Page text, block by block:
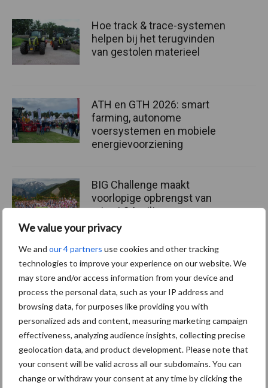
We value your privacy
We and our 4 partners use cookies and other tracking
technologies to improve your experience on our website. We
may store and/or access information from your device and
process the personal data, such as your IP address and
browsing data, for purposes like providing you with
personalized ads and content, measuring marketing campaign
effectiveness, analyzing audience insights, collecting precise
geolocation data, and product development. Please note that
your consent will be valid across all our subdomains. You can
change or withdraw your consent at any time by clicking the
Hoe track & trace-systemen
helpen bij het terugvinden
van gestolen materieel
ATH en GTH 2026: smart
farming, autonome
voersystemen en mobiele
energievoorziening
BIG Challenge maakt
voorlopige opbrengst van
ruim 1,24 miljoen euro
bekend
Themapagina's
Machines Duurzaamheid
Kunstmeststrooier Pootmachine